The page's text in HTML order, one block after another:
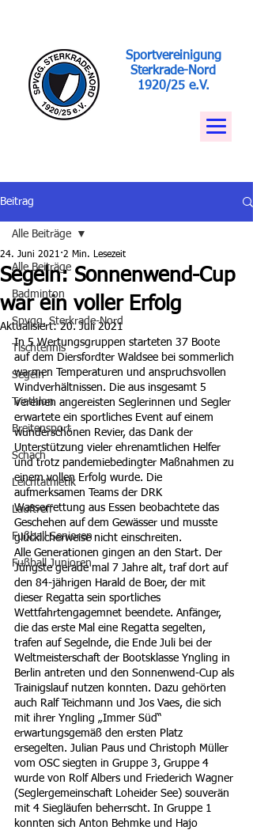
Sportvereinigung
Sterkrade-Nord
1920/25 e.V.
Beitrag
Alle Beiträge
Badminton
Spvgg. Sterkrade-Nord
Tischtennis
Segeln
Triathlon
Breitensport
Schach
Leichtathletik
Lauftreff
Fußball Senioren
Fußball Junioren
Alle Beiträge
Segeln: Sonnenwend-Cup
war ein voller Erfolg
24. Juni 2021 2 Min. Lesezeit
Aktualisiert:20. Juli 2021
In 5 Wertungsgruppen starteten 37 Boote
auf dem Diersfordter Waldsee bei sommerlich
warmen Temperaturen und anspruchsvollen
Windverhältnissen. Die aus insgesamt 5
Vereinen angereisten Seglerinnen und Segler
erwartete ein sportliches Event auf einem
wunderschönen Revier, das Dank der
Unterstützung vieler ehrenamtlichen Helfer
und trotz pandemiebedingter Maßnahmen zu
einem vollen Erfolg wurde. Die
aufmerksamen Teams der DRK
Wasserrettung aus Essen beobachtete das
Geschehen auf dem Gewässer und musste
glücklicherweise nicht einschreiten.
Alle Generationen gingen an den Start. Der
Jüngste gerade mal 7 Jahre alt, traf dort auf
den 84-jährigen Harald de Boer, der mit
dieser Regatta sein sportliches
Wettfahrtengagemnet beendete. Anfänger,
die das erste Mal eine Regatta segelten,
trafen auf Segelnde, die Ende Juli bei der
Weltmeisterschaft der Bootsklasse Yngling in
Berlin antreten und den Sonnenwend-Cup als
Trainigslauf nutzen konnten. Dazu gehörten
auch Ralf Teichmann und Jos Vaes, die sich
mit ihrer Yngling „Immer Süd“
erwartungsgemäß den ersten Platz
ersegelten. Julian Paus und Christoph Müller
vom OSC siegten in Gruppe 3, Gruppe 4
wurde von Rolf Albers und Friederich Wagner
(Seglergemeinschaft Loheider See) souverän
mit 4 Siegläufen beherrscht. In Gruppe 1
konnten sich Anton Behmke und Hajo